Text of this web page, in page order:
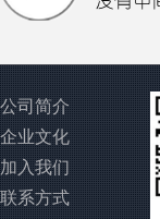
公司简介
企业文化
加入我们
联系方式